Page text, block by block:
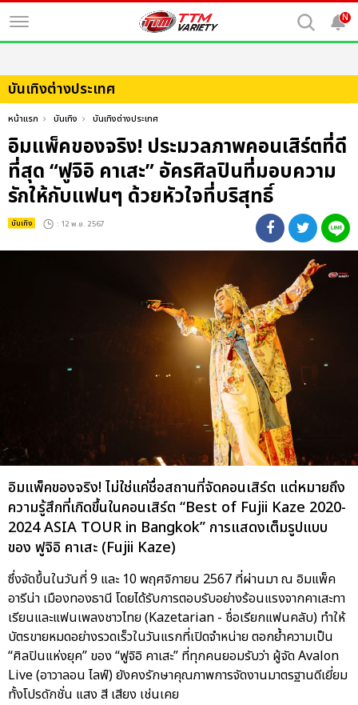
N
บันเทิงต่างประเทศ
หน้าแรก บันเทิง บันเทิงต่างประเทศ
อิมแพ็คของจริง! ประมวลภาพคอนเสิร์ตที่ดี
ที่สุด “ฟูจิอิ คาเสะ” อัครศิลปินที่มอบความ
รักให้กับแฟนๆ ด้วยหัวใจที่บริสุทธิ์
บันเทิง : 12 พ.ย. 2567
อิมแพ็คของจริง! ไม่ใช่แค่ชื่อสถานที่จัดคอนเสิร์ต แต่หมายถึง
ความรู้สึกที่เกิดขึ้นในคอนเสิร์ต “Best of Fujii Kaze 2020-
2024 ASIA TOUR in Bangkok” การแสดงเต็มรูปแบบ
ของ ฟูจิอิ คาเสะ (Fujii Kaze)
ซึ่งจัดขึ้นในวันที่ 9 และ 10 พฤศจิกายน 2567 ที่ผ่านมา ณ อิมแพ็ค
อารีน่า เมืองทองธานี โดยได้รับการตอบรับอย่างร้อนแรงจากคาเสะทา
เรียนและแฟนเพลงชาวไทย (Kazetarian - ชื่อเรียกแฟนคลับ) ทำให้
บัตรขายหมดอย่างรวดเร็วในวันแรกที่เปิดจำหน่าย ตอกย้ำความเป็น
“ศิลปินแห่งยุค” ของ “ฟูจิอิ คาเสะ” ที่ทุกคนยอมรับว่า ผู้จัด Avalon
Live (อาวาลอน ไลฟ์) ยังคงรักษาคุณภาพการจัดงานมาตรฐานดีเยี่ยม
ทั้งโปรดักชั่น แสง สี เสียง เช่นเคย